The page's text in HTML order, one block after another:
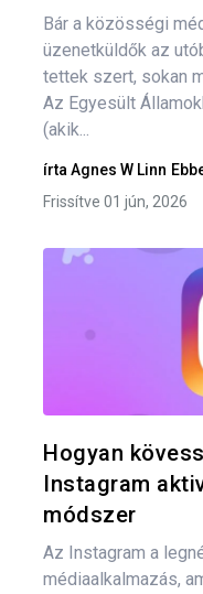
Bár a közösségi
üzenetküldők az
tettek szert, sokan
Az Egyesült
(akik...
írta Agnes W Linn
Frissítve 01 jún, 2026
Hogyan
Instagram
módszer
Az Instagram a
médiaalkalmazás,